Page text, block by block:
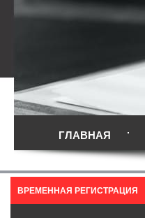
ГЛАВНАЯ
ВРЕМЕННАЯ РЕГИСТРАЦИЯ